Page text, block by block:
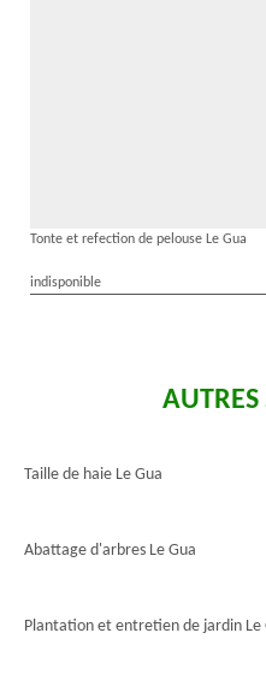
Tonte et refection de pelouse Le Gua
indisponible
AUTRES
Taille de haie Le Gua
Abattage d'arbres Le Gua
Plantation et entretien de jardin Le